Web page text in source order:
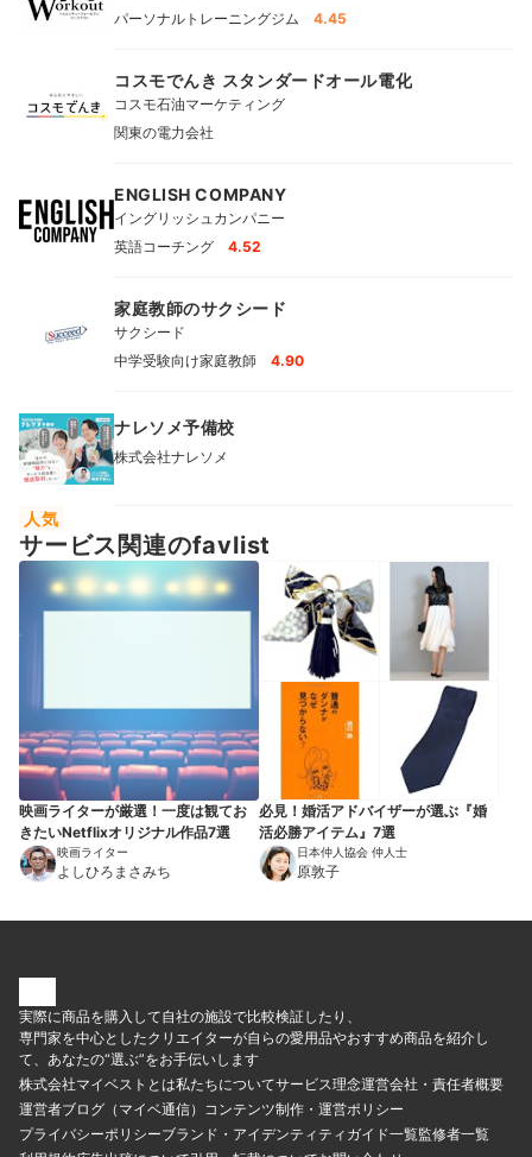
パーソナルトレーニングジム
4.45
コスモでんき スタンダードオール電化
コスモ石油マーケティング
関東の電力会社
ENGLISH COMPANY
イングリッシュカンパニー
英語コーチング
4.52
家庭教師のサクシード
サクシード
中学受験向け家庭教師
4.90
ナレソメ予備校
株式会社ナレソメ
人気
サービス関連のfavlist
映画ライターが厳選！一度は観てお
きたいNetflixオリジナル作品7選
映画ライター
よしひろまさみち
必見！婚活アドバイザーが選ぶ『婚
活必勝アイテム』7選
日本仲人協会 仲人士
原敦子
実際に商品を購入して自社の施設で比較検証したり、
専門家を中心としたクリエイターが自らの愛用品やおすすめ商品を紹介し
て、あなたの“選ぶ”をお手伝いします
株式会社マイベストとは私たちについてサービス理念運営会社・責任者概要
運営者ブログ（マイベ通信） コンテンツ制作・運営ポリシー
プライバシーポリシーブランド・アイデンティティ ガイド一覧監修者一覧